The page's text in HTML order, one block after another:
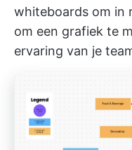
whiteboards om in
om een grafiek te
ervaring van je